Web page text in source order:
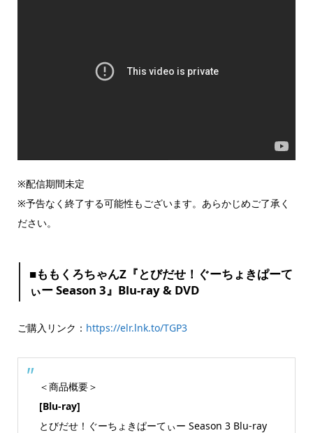
※配信期間未定
※予告なく終了する可能性もございます。あらかじめご了承く
ださい。
■ももくろちゃんZ『とびだせ！ぐーちょきぱーて
ぃー Season 3』Blu-ray & DVD
ご購入リンク： https://elr.lnk.to/TGP3
＜商品概要＞
[Blu-ray]
とびだせ！ぐーちょきぱーてぃー Season 3 Blu-ray